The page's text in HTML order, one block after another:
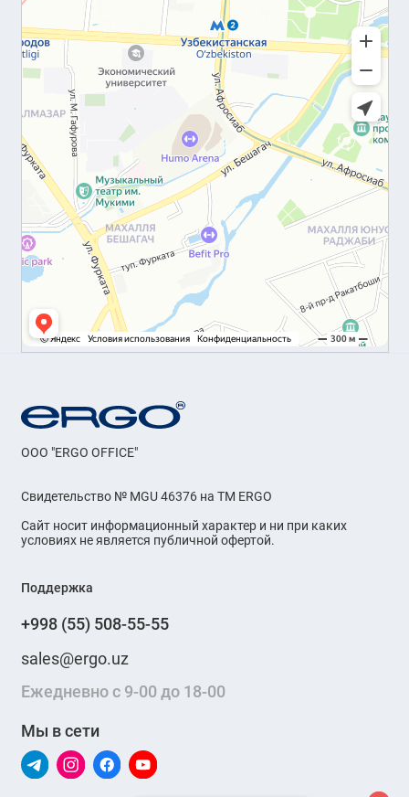
OOO "ERGO OFFICE"
Свидетельство № MGU 46376 на ТМ ERGO
Сайт носит информационный характер и ни при каких
условиях не является публичной офертой.
Поддержка
+998 (55) 508-55-55
sales@ergo.uz
Ежедневно с 9-00 до 18-00
Мы в сети